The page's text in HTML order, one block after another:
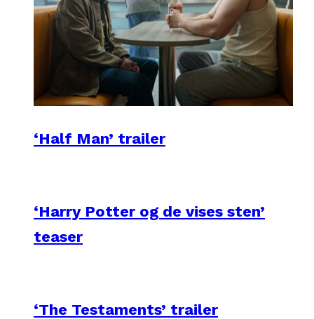
‘Half Man’ trailer
‘Harry Potter og de vises sten’
teaser
‘The Testaments’ trailer